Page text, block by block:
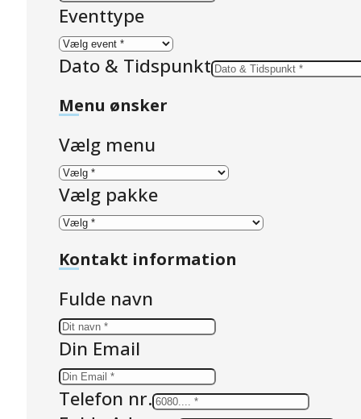
Eventtype
Dato & Tidspunkt
Menu ønsker
Vælg menu
Vælg pakke
Kontakt information
Fulde navn
Din Email
Telefon nr.